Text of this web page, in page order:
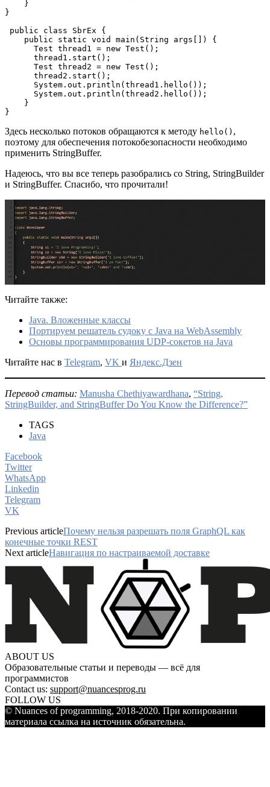
}
}
Здесь несколько потоков обращаются к методу hello() ,
поэтому для обеспечения потокобезопасности необходимо
применить StringBuffer.
Надеюсь, что вы все теперь разобрались со String, StringBuilder
и StringBuffer. Спасибо, что прочитали!
Читайте также:
Java. Вложенные классы
Портируем решатель судоку с Java на WebAssembly
Основы программирования UDP-сокетов на Java
Читайте нас в Telegram, VK и Яндекс.Дзен
Перевод статьи: Manusha Chethiyawardhana, “String,
StringBuilder, and StringBuffer Do You Know the Difference?”
TAGS
Java
Facebook
Twitter
WhatsApp
Linkedin
Telegram
VK
Previous articleПочему нельзя разрешать поля GraphQL как
конечные точки REST
Next articleНавигация по настраиваемой доставке
ABOUT US
Образовательные статьи и переводы — всё для
программистов
Contact us: support@nuancesprog.ru
FOLLOW US
© Nuances of programming, 2018-2020. При копировании
материала ссылка на источник обязательна.